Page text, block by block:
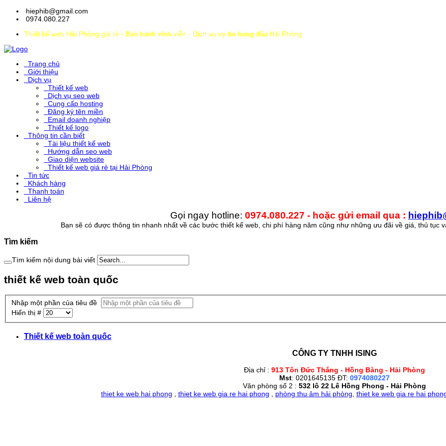
hiephib@gmail.com
0974.080.227
Thiết kế web Hải Phòng giá rẻ - Bảo hành vĩnh viễn - Dịch vụ uy tín hàng đầu Hải Phòng
Trang chủ
Giới thiệu
Dịch vụ
Thiết kế web
Dịch vụ seo web
Cung cấp hosting
Đăng ký tên miền
Email doanh nghiệp
Thiết kế logo
Thông tin cần biết
Tài liệu thiết kế web
Hướng dẫn seo web
Giao diện website
Thiết kế web giá rẻ tại Hải Phòng
Tin tức
Khách hàng
Thanh toán
Liên hệ
Gọi ngay hotline: 0974.080.227 - hoặc gửi email qua :
Bạn sẽ có được thông tin nhanh nhất về các bước thiết kế web, chi phí hàng năm cũng như những ưu đãi về giá, thủ tục
Tìm kiếm
Tìm kiếm nội dung bài viết
thiết kế web toàn quốc
Nhập một phần của tiêu đề
Hiển thị #
Thiết kế web toàn quốc
CÔNG TY TNHH ISING
Địa chỉ : 913 Tôn Đức Thắng - Hồng Bàng - Hải Phòng
Mst: 0201645135 ĐT: 0974080227
Văn phòng số 2 : 532 lô 22 Lê Hồng Phong - Hải Phòng
thiet ke web hai phong
thiet ke web gia re hai phong phòng thu âm hải phòng thiet ke web gia re hai